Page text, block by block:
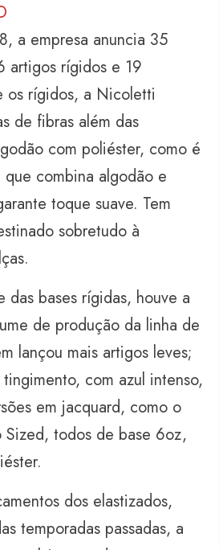
a empresa anuncia 35
artigos rígidos e 19
os rígidos, a Nicoletti
de fibras além das
com poliéster, como é
combina algodão e
toque suave. Tem
sobretudo à
das bases rígidas, houve a
de produção da linha de
lançou mais artigos leves;
com azul intenso,
em jacquard, como o
Sized, todos de base 6oz,
dos elastizados,
temporadas passadas, a